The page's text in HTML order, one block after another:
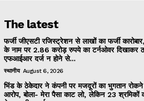
The latest
फर्जी जीएसटी रजिस्ट्रेशन से लाखों का फर्जी
के नाम पर 2.86 करोड़ रुपये का टर्नओवर दिखाकर
एफआईआर दर्ज न होने से...
स्थानीय August 6, 2026
भिंड के ठेकेदार ने कंपनी पर मजदूरों का भुगतान
आरोप, बोला- मेरा पैसा काट लो, लेकिन 23 श्रमिकों